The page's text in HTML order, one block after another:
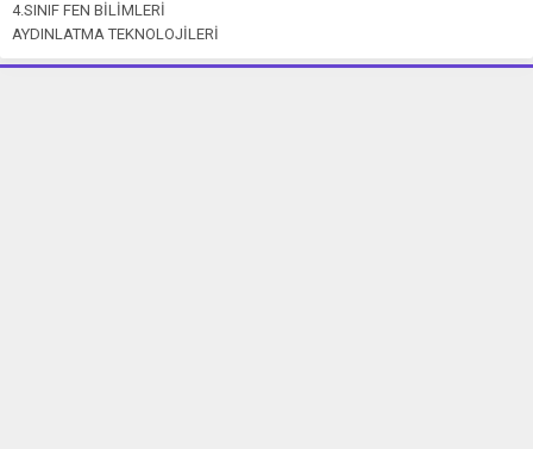
4.SINIF FEN BİLİMLERİ
AYDINLATMA TEKNOLOJİLERİ
SUNUMUNU İNDİRMEK İÇİN